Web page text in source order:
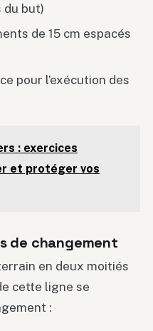
du but)
de 15 cm espacés
pour l’exécution des
: exercices
et protéger vos
de changement
en deux moitiés
cette ligne se
: